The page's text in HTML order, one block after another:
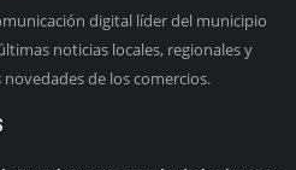
digital líder del municipio
noticias locales, regionales y
de los comercios.